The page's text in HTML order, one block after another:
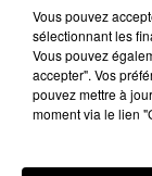
23 décembre
LES INFOS
23/12/2024
Vous pouvez
sélectionnant les
Vous pouvez
accepter". Vos
pouvez mettre à
moment via le lien